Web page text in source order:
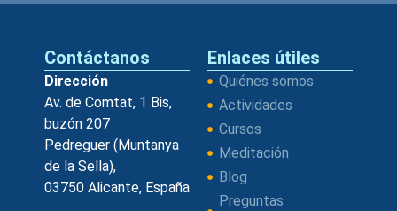
Contáctanos
Dirección
Av. de Comtat, 1 Bis,
buzón 207
Pedreguer (Muntanya
de la Sella),
03750 Alicante, España
Enlaces útiles
Quiénes somos
Actividades
Cursos
Meditación
Blog
Preguntas